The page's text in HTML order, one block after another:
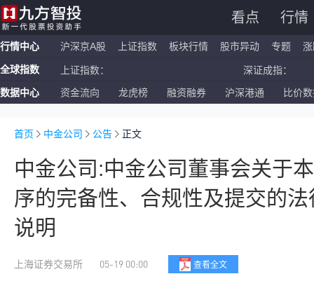
看点 行情
行情中心 沪深京A股 上证指数 板块行情 股市异动 专题
全球指数 上证指数： 深证成指：
恒生指数： 国企指数：
数据中心 资金流向 龙虎榜 融资融券 沪深港通 比价
首页 中金公司 公告 正文
中金公司:中金公司董事会关于
序的完备性、合规性及提交的
说明
上海证券交易所 05-19 00:00 查看全文